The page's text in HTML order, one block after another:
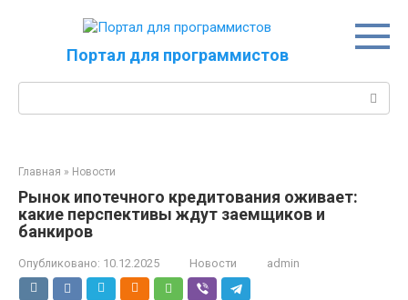
Портал для программистов
Главная » Новости
Рынок ипотечного кредитования оживает:
какие перспективы ждут заемщиков и
банкиров
Опубликовано: 10.12.2025 Новости admin